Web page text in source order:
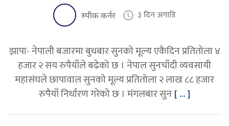
स्पीक कर्नर ३ दिन अगाडि
झापा- नेपाली बजारमा बुधबार सुनको मूल्य एकैदिन प्रतितोला ४
हजार २ सय रुपैयाँले बढेको छ । नेपाल सुनचाँदी व्यवसायी
महासंघले छापावाल सुनको मूल्य प्रतितोला २ लाख ८८ हजार
रुपैयाँ निर्धारण गरेको छ । मंगलबार सुन[ ... ]